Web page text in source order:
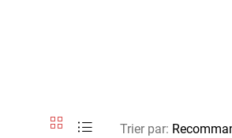
Trier par: